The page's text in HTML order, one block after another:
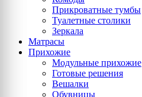
Прикроватные тумбы
Туалетные столики
Зеркала
Матрасы
Прихожие
Модульные прихожие
Готовые решения
Вешалки
Обувницы